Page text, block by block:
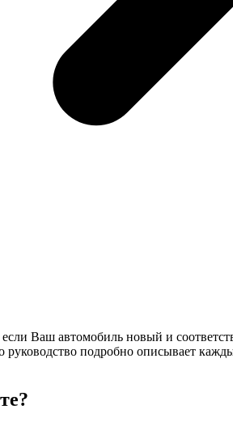
Ваш автомобиль новый и
подробно описывает